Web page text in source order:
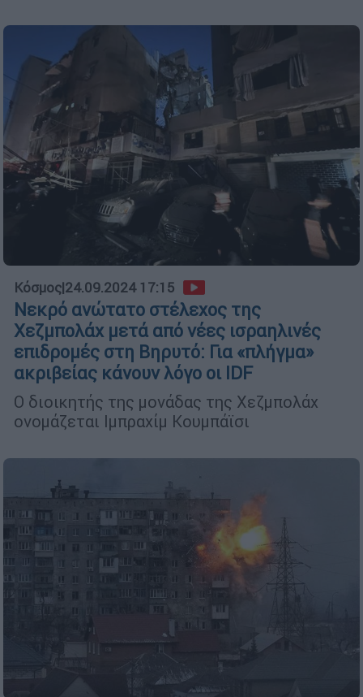
Κόσμος|24.09.2024 17:15
Νεκρό ανώτατο στέλεχος της
Χεζμπολάχ μετά από νέες ισραηλινές
επιδρομές στη Βηρυτό: Για «πλήγμα»
ακριβείας κάνουν λόγο οι IDF
Ο διοικητής της μονάδας της Χεζμπολάχ
ονομάζεται Ιμπραχίμ Κουμπάϊσι